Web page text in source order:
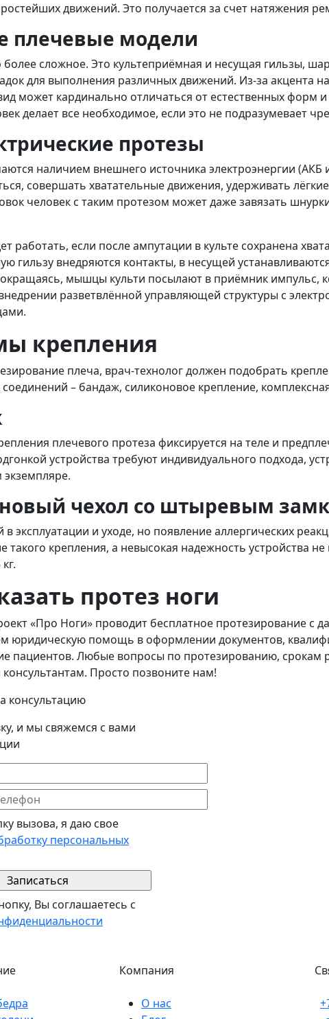
движений. Это получается за счет натяжения
плечевые модели
более сложное. Это культеприёмная и несущая гильзы,
для выполнения различных движений. Из-за акцента
может кардинально отличаться от естественных форм и
делает все необходимое, если это не подразумевает
протезы
наличием внешнего источника электроэнергии (АКБ
совершать хватательные движения, удерживать
человек с таким протезом может даже завязать
работать, если после ампутации в культе сохранена
гильзу внедряются контакты, в несущей
мышцы культи посылают в приёмник импульс,
разветвлённой управляющей структуры с
крепления
плеча, врач-технолог должен подобрать
– бандаж, силиконовое крепление,
плечевого протеза фиксируется на теле и
устройства требуют индивидуального подхода,
чехол со штыревым
в эксплуатации и уходе, но появление аллергических
такого крепления, а невысокая надежность устройства
протез ноги
«Про Ноги» проводит бесплатное протезирование с
юридическую помощь в оформлении документов,
пациентов. Любые вопросы по протезированию, срокам
Просто позвоните нам!
консультацию
и мы свяжемся с вами
вызова, я даю свое
персональных
Вы соглашаетесь с
Компания
О нас